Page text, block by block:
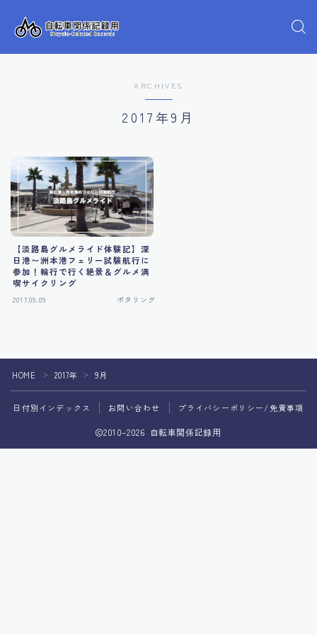
ARCHIVES
2017年9月
【淡路島グルメライド体験記】深
日港〜洲本港フェリー試験航行に
参加！輪行で行く絶景＆グルメ満
喫サイクリング
2017.09.09 ポタリング
HOME ＞ 2017年 ＞ 9月
日付別インデックス お問い合わせ プライバシーポリシー/免責事項
2010–2026 自転車関係記録用